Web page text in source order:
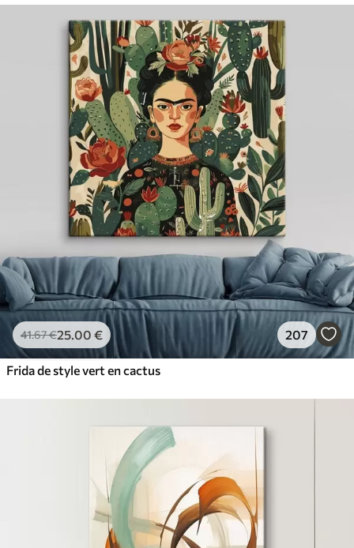
41.67€25.00 € 207
Frida de style vert en cactus